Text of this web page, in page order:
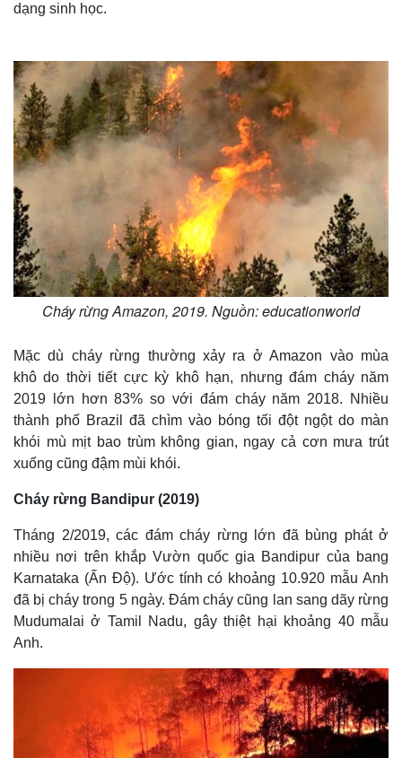
Multimedia
Video
dạng sinh học.
Cháy rừng Amazon, 2019. Nguồn: educationworld
Mặc dù cháy rừng thường xảy ra ở Amazon vào mùa
khô do thời tiết cực kỳ khô hạn, nhưng đám cháy năm
2019 lớn hơn 83% so với đám cháy năm 2018. Nhiều
thành phố Brazil đã chìm vào bóng tối đột ngột do màn
khói mù mịt bao trùm không gian, ngay cả cơn mưa trút
xuống cũng đậm mùi khói.
Cháy rừng Bandipur (2019)
Tháng 2/2019, các đám cháy rừng lớn đã bùng phát ở
nhiều nơi trên khắp Vườn quốc gia Bandipur của bang
Karnataka (Ấn Độ). Ước tính có khoảng 10.920 mẫu Anh
đã bị cháy trong 5 ngày. Đám cháy cũng lan sang dãy rừng
Mudumalai ở Tamil Nadu, gây thiệt hại khoảng 40 mẫu
Anh.